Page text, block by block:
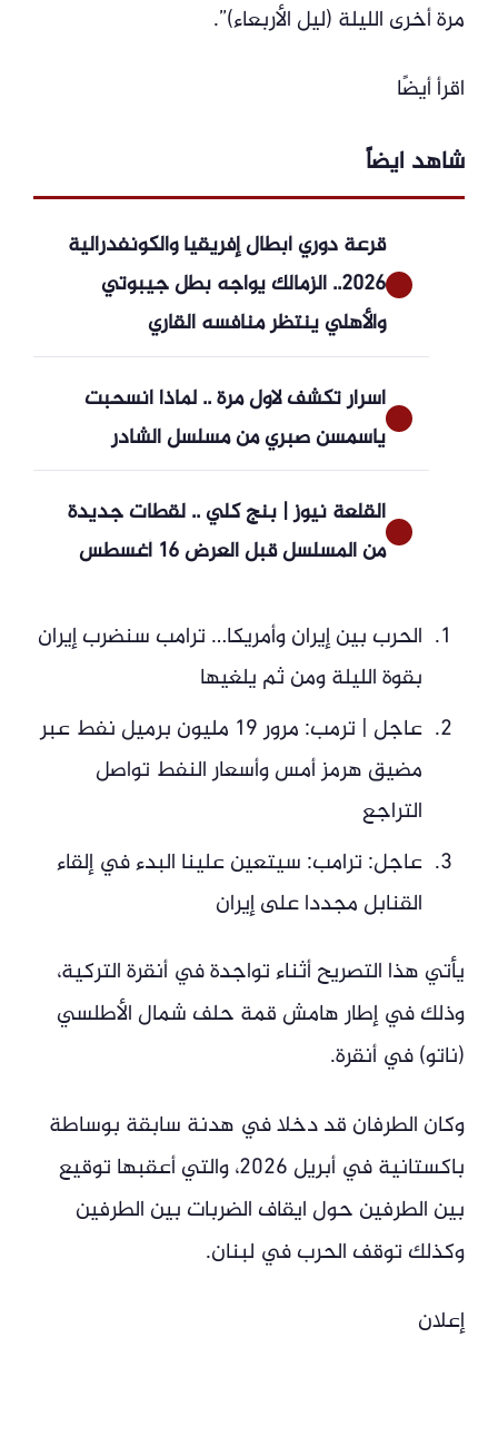
مرة أخرى الليلة (ليل الأربعاء)”.
اقرأ أيضًا
شاهد ايضاً
قرعة دوري أبطال إفريقيا والكونفدرالية
2026.. الزمالك يواجه بطل جيبوتي
والأهلي ينتظر منافسه القاري
اسرار تكشف لاول مرة .. لماذا انسحبت
ياسمسن صبري من مسلسل الشادر
القلعة نيوز | بنج كلي .. لقطات جديدة
من المسلسل قبل العرض 16 أغسطس
الحرب بين إيران وأمريكا… ترامب سنضرب إيران
بقوة الليلة ومن ثم يلغيها
عاجل | ترمب: مرور 19 مليون برميل نفط عبر
مضيق هرمز أمس وأسعار النفط تواصل
التراجع
عاجل: ترامب: سيتعين علينا البدء في إلقاء
القنابل مجددا على إيران
يأتي هذا التصريح أثناء تواجدة في أنقرة التركية،
وذلك في إطار هامش قمة حلف شمال الأطلسي
(ناتو) في أنقرة.
وكان الطرفان قد دخلا في هدنة سابقة بوساطة
باكستانية في أبريل 2026، والتي أعقبها توقيع
بين الطرفين حول ايقاف الضربات بين الطرفين
وكذلك توقف الحرب في لبنان.
إعلان